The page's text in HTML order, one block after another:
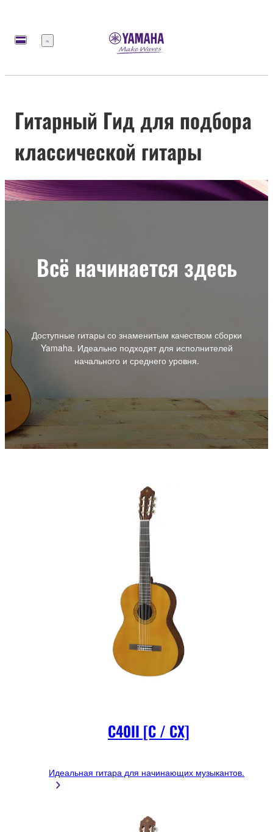
Меню
Гитарный Гид для подбора
классической гитары
Всё начинается здесь
Доступные гитары со знаменитым качеством сборки
Yamaha. Идеально подходят для исполнителей
начального и среднего уровня.
C40II [C / CX]
Идеальная гитара для начинающих музыкантов.